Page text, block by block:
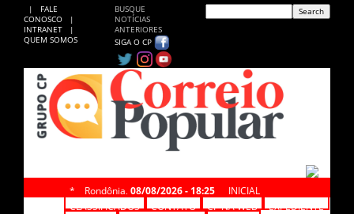
|
FALE
CONOSCO
|
INTRANET
|
QUEM SOMOS
BUSQUE
NOTÍCIAS
ANTERIORES
SIGA O CP
* Rondônia, 08/08/2026 - 18:25
INICIAL
CLASSIFICADOS
CONTATO CP NA WEB
EXPEDIENTE